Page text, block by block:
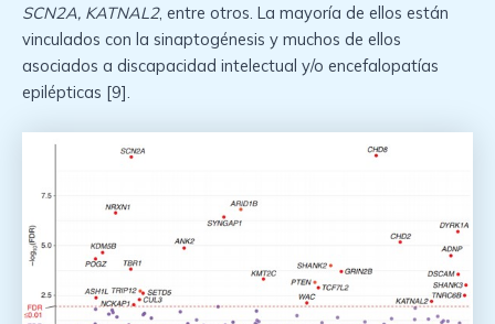
SCN2A, KATNAL2, entre otros. La mayoría de ellos están
vinculados con la sinaptogénesis y muchos de ellos
asociados a discapacidad intelectual y/o encefalopatías
epilépticas [9].